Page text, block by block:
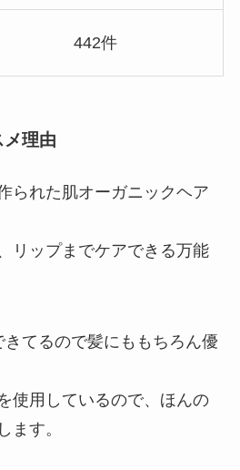
442件
理由
られた肌オーガニックヘア
リップまでケアできる万能
てるので髪にももちろん優
使用しているので、ほんの
ます。